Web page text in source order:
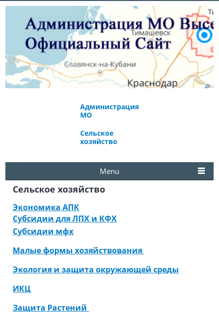
Администрация
МО
Сельское
хозяйство
Menu
Сельское хозяйство
Экономика АПК
Субсидии для ЛПХ и КФХ
Субсидии мфх
Малые формы хозяйствования
Экология и защита окружающей среды
ИКЦ
Защита Растений